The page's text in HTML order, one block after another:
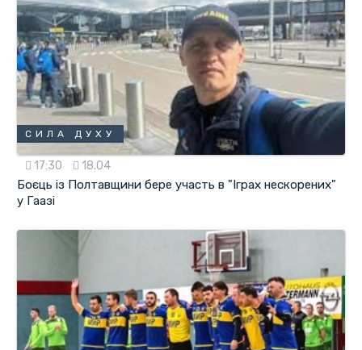
СИЛА ДУХУ
17:30 18.04
Боєць із Полтавщини бере участь в "Іграх нескорених"
у Гаазі